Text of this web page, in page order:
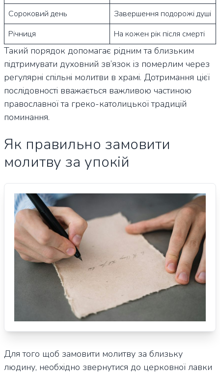
Сороковий день
Завершення подорожі душі
Річниця
На кожен рік після смерті
Такий порядок допомагає рідним та близьким
підтримувати духовний зв’язок із померлим через
регулярні спільні молитви в храмі. Дотримання цієї
послідовності вважається важливою частиною
православної та греко-католицької традицій
поминання.
Як правильно замовити
молитву за упокій
Для того щоб замовити молитву за близьку
людину, необхідно звернутися до церковної лавки